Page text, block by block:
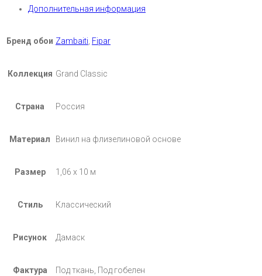
Дополнительная информация
Бренд обои Zambaiti Fipar
Коллекция Grand Classic
Страна Россия
Материал Винил на флизелиновой основе
Размер 1,06 х 10 м
Стиль Классический
Рисунок Дамаск
Фактура Под ткань, Под гобелен